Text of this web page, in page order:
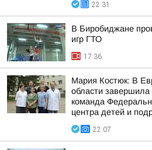
22:31
В Биробиджане
игр ГТО
17:36
Мария Костюк: В
области
команда
центра детей и
22:07